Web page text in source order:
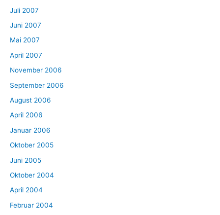
Juli 2007
Juni 2007
Mai 2007
April 2007
November 2006
September 2006
August 2006
April 2006
Januar 2006
Oktober 2005
Juni 2005
Oktober 2004
April 2004
Februar 2004